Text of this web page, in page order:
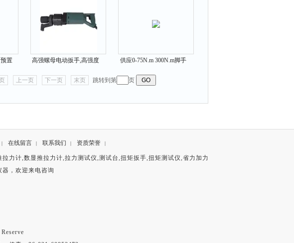
置
高强螺母电动扳手,高强度
供应0-75N.m 300N.m脚手
上一页 下一页 末页 跳转到第 页
| 在线留言 | 联系我们 | 资质荣誉 |
拉力计,数显推拉力计,拉力测试仪,测试台,扭矩扳手,扭矩测试仪,省力加力
器，欢迎来电咨询